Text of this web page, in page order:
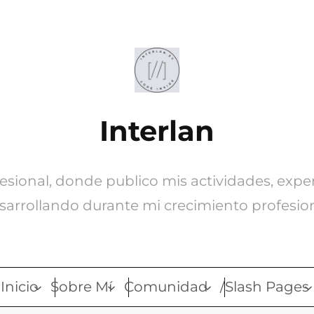
Interlan
donde publico mis actividades,
durante mi crecimiento
Inicio Sobre Mí Comunidad /Slash Pages